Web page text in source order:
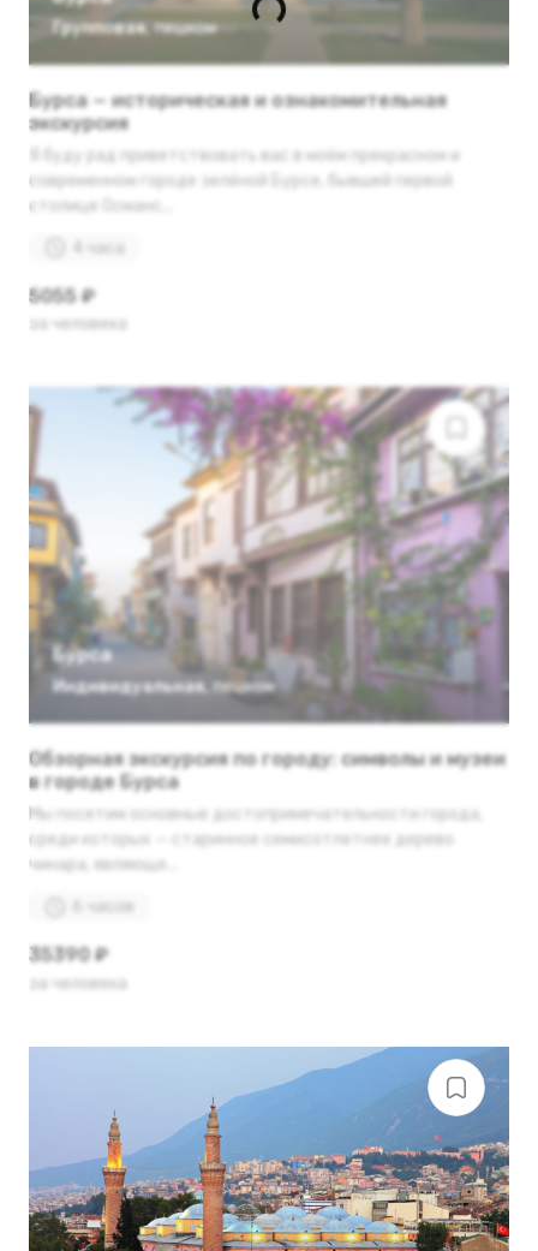
Групповая, пешком
Бурса — историческая и ознакомительная
экскурсия
Я буду рад приветствовать вас в моём прекрасном и
современном городе зелёной Бурсе, бывшей первой
столице Османс...
4 часа
5055 ₽
за человека
Бурса
Индивидуальная, пешком
Обзорная экскурсия по городу: символы и музеи
в городе Бурса
Мы посетим основные достопримечательности города,
среди которых — старинное семисотлетнее дерево
чинара, являюще...
6 часов
35390 ₽
за человека